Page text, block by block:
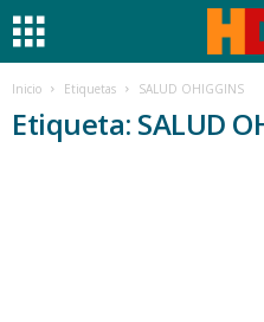
Inicio Etiquetas SALUD OHIGGINS
Etiqueta: SALUD